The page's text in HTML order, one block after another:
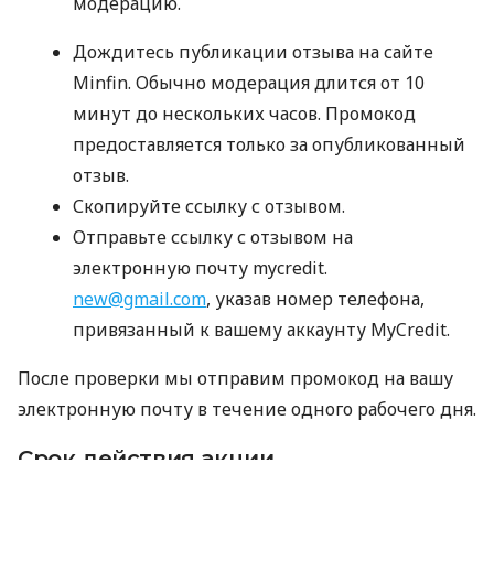
Дождитесь публикации отзыва на сайте
Minfin. Обычно модерация длится от 10
минут до нескольких часов. Промокод
предоставляется только за опубликованный
отзыв.
Скопируйте ссылку с отзывом.
Отправьте ссылку с отзывом на
электронную почту mycredit.
new@gmail.com, указав номер телефона,
привязанный к вашему аккаунту MyCredit.
После проверки мы отправим промокод на вашу
электронную почту в течение одного рабочего дня.
Срок действия акции